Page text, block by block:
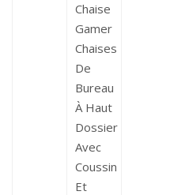
Chaise
Gamer
Chaises
De
Bureau
À Haut
Dossier
Avec
Coussin
Et